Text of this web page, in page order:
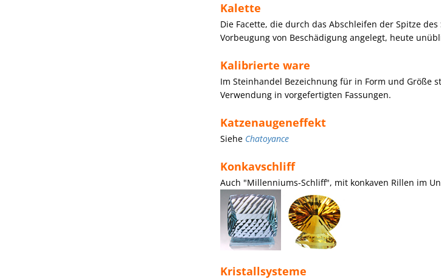
Kalette
Die Facette, die durch das Abschleifen der Spitze
Vorbeugung von Beschädigung angelegt, heute
Kalibrierte ware
Im Steinhandel Bezeichnung für in Form und Größe
Verwendung in vorgefertigten Fassungen.
Katzenaugeneffekt
Siehe Chatoyance
Konkavschliff
Auch "Millenniums-Schliff", mit konkaven Rillen im
Kristallsysteme